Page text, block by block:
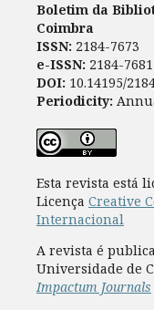
Boletim da
Coimbra
ISSN: 2184-7673
e-ISSN: 2184-7681
DOI: 10.14195/
Periodicity:
Esta revista está
Licença Creative
Internacional
A revista é
Universidade de
Impactum Journals